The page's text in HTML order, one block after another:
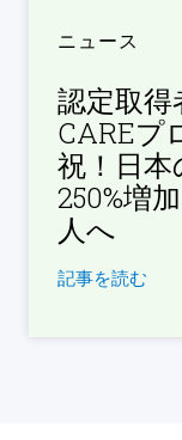
ニュース
認定取
CAREプ
祝！日
250%増
人へ
記事を読む